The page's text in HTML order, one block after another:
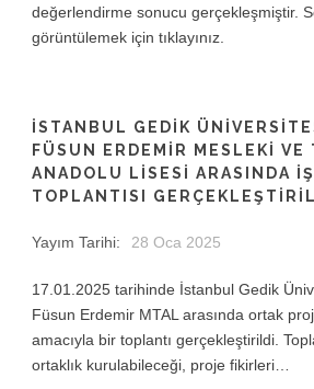
değerlendirme sonucu gerçekleşmiştir.
görüntülemek için tıklayınız.
İSTANBUL GEDIK
FÜSUN ERDEMIR MESLEKI VE
ANADOLU LISESI ARASINDA
TOPLANTISI
Yayım Tarihi: 28 Oca 2025
17.01.2025 tarihinde İstanbul Gedik
Füsun Erdemir MTAL arasında ortak
amacıyla bir toplantı gerçekleştirildi.
ortaklık kurulabileceği, proje fikirleri…